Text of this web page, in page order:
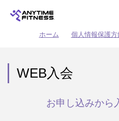
ホーム 個人情報保護方
WEB入会
お申し込みから